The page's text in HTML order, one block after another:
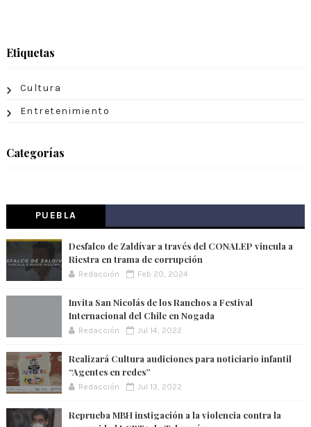
Etiquetas
Cultura
Entretenimiento
Categorías
PUEBLA
Desfalco de Zaldívar a través del CONALEP vincula a
Riestra en trama de corrupción
Redacción Feb 20, 2024
Invita San Nicolás de los Ranchos a Festival
Internacional del Chile en Nogada
Redacción Jul 14, 2022
Realizará Cultura audiciones para noticiario infantil
“Agentes en redes”
Redacción Jul 13, 2022
Reprueba MBH instigación a la violencia contra la